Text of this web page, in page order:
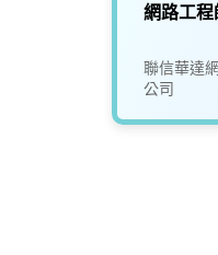
網路工程
聯信華達
公司